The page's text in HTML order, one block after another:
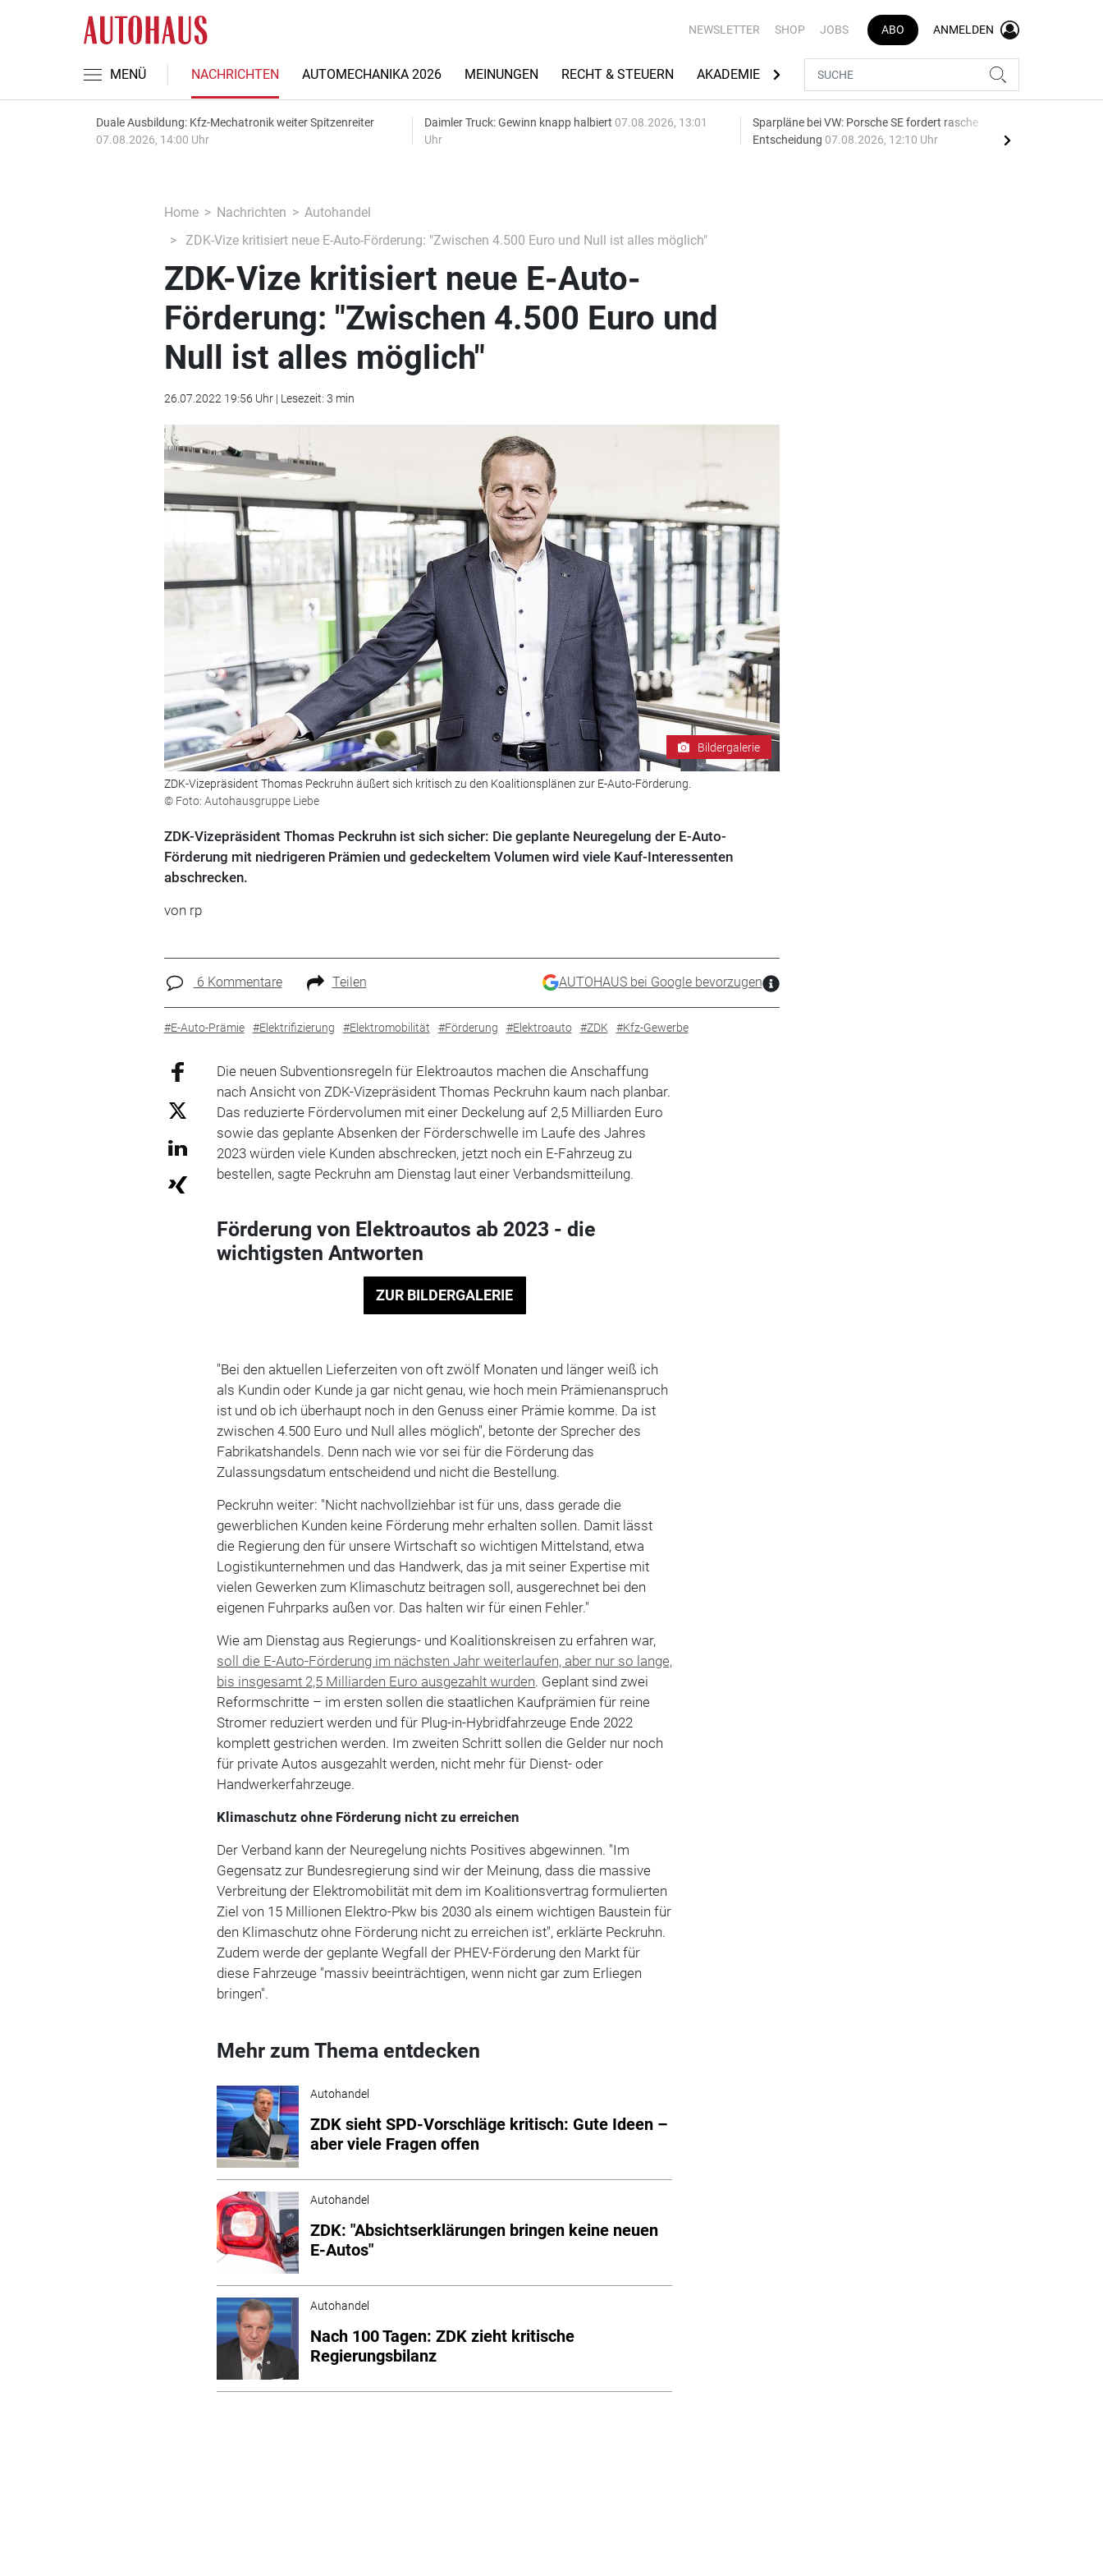
NEWSLETTER SHOP JOBS ABO ANMELDEN
MENÜ NACHRICHTEN AUTOMECHANIKA 2026 MEINUNGEN RECHT & STEUERN AKADEMIE AUTOMARKEN
Duale Ausbildung: Kfz-Mechatronik weiter Spitzenreiter
07.08.2026, 14:00 Uhr
Daimler Truck: Gewinn knapp halbiert 07.08.2026, 13:01
Uhr
Sparpläne bei VW: Porsche SE fordert rasche
Entscheidung 07.08.2026, 12:10 Uhr
Home Nachrichten
Autohandel
ZDK-Vize kritisiert neue E-Auto-Förderung: "Zwischen 4.500 Euro und Null ist alles möglich"
ZDK-Vize kritisiert neue E-Auto-
Förderung: "Zwischen 4.500 Euro und
Null ist alles möglich"
26.07.2022 19:56 Uhr | Lesezeit: 3 min
Bildergalerie
ZDK-Vizepräsident Thomas Peckruhn äußert sich kritisch zu den Koalitionsplänen zur E-Auto-Förderung.
© Foto: Autohausgruppe Liebe
ZDK-Vizepräsident Thomas Peckruhn ist sich sicher: Die geplante Neuregelung der E-Auto-
Förderung mit niedrigeren Prämien und gedeckeltem Volumen wird viele Kauf-Interessenten
abschrecken.
von rp
6 Kommentare Teilen AUTOHAUS bei Google bevorzugen
#E-Auto-Prämie #Elektrifizierung #Elektromobilität #Förderung #Elektroauto #ZDK #Kfz-Gewerbe
Die neuen Subventionsregeln für Elektroautos machen die Anschaffung
nach Ansicht von ZDK-Vizepräsident Thomas Peckruhn kaum nach planbar.
Das reduzierte Fördervolumen mit einer Deckelung auf 2,5 Milliarden Euro
sowie das geplante Absenken der Förderschwelle im Laufe des Jahres
2023 würden viele Kunden abschrecken, jetzt noch ein E-Fahrzeug zu
bestellen, sagte Peckruhn am Dienstag laut einer Verbandsmitteilung.
Förderung von Elektroautos ab 2023 - die
wichtigsten Antworten
ZUR BILDERGALERIE
"Bei den aktuellen Lieferzeiten von oft zwölf Monaten und länger weiß ich
als Kundin oder Kunde ja gar nicht genau, wie hoch mein Prämienanspruch
ist und ob ich überhaupt noch in den Genuss einer Prämie komme. Da ist
zwischen 4.500 Euro und Null alles möglich", betonte der Sprecher des
Fabrikatshandels. Denn nach wie vor sei für die Förderung das
Zulassungsdatum entscheidend und nicht die Bestellung.
Peckruhn weiter: "Nicht nachvollziehbar ist für uns, dass gerade die
gewerblichen Kunden keine Förderung mehr erhalten sollen. Damit lässt
die Regierung den für unsere Wirtschaft so wichtigen Mittelstand, etwa
Logistikunternehmen und das Handwerk, das ja mit seiner Expertise mit
vielen Gewerken zum Klimaschutz beitragen soll, ausgerechnet bei den
eigenen Fuhrparks außen vor. Das halten wir für einen Fehler."
Wie am Dienstag aus Regierungs- und Koalitionskreisen zu erfahren war,
soll die E-Auto-Förderung im nächsten Jahr weiterlaufen, aber nur so lange,
bis insgesamt 2,5 Milliarden Euro ausgezahlt wurden. Geplant sind zwei
Reformschritte – im ersten sollen die staatlichen Kaufprämien für reine
Stromer reduziert werden und für Plug-in-Hybridfahrzeuge Ende 2022
komplett gestrichen werden. Im zweiten Schritt sollen die Gelder nur noch
für private Autos ausgezahlt werden, nicht mehr für Dienst- oder
Handwerkerfahrzeuge.
Klimaschutz ohne Förderung nicht zu erreichen
Der Verband kann der Neuregelung nichts Positives abgewinnen. "Im
Gegensatz zur Bundesregierung sind wir der Meinung, dass die massive
Verbreitung der Elektromobilität mit dem im Koalitionsvertrag formulierten
Ziel von 15 Millionen Elektro-Pkw bis 2030 als einem wichtigen Baustein für
den Klimaschutz ohne Förderung nicht zu erreichen ist", erklärte Peckruhn.
Zudem werde der geplante Wegfall der PHEV-Förderung den Markt für
diese Fahrzeuge "massiv beeinträchtigen, wenn nicht gar zum Erliegen
bringen".
Mehr zum Thema entdecken
Autohandel
ZDK sieht SPD-Vorschläge kritisch: Gute Ideen –
aber viele Fragen offen
Autohandel
ZDK: "Absichtserklärungen bringen keine neuen
E-Autos"
Autohandel
Nach 100 Tagen: ZDK zieht kritische
Regierungsbilanz